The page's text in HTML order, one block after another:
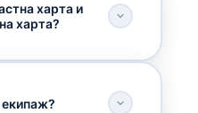
харта и
харта?
екипаж?